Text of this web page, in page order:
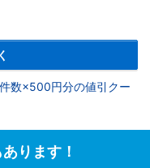
数×500円分の値引クー
ります！